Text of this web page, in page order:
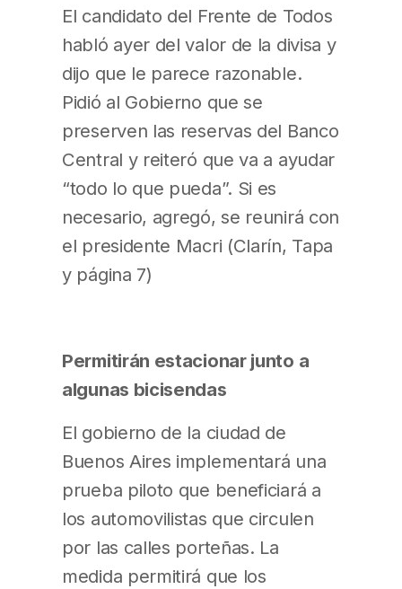
El candidato del Frente de Todos
habló ayer del valor de la divisa y
dijo que le parece razonable.
Pidió al Gobierno que se
preserven las reservas del Banco
Central y reiteró que va a ayudar
“todo lo que pueda”. Si es
necesario, agregó, se reunirá con
el presidente Macri (Clarín, Tapa
y página 7)
Permitirán estacionar junto a
algunas bicisendas
El gobierno de la ciudad de
Buenos Aires implementará una
prueba piloto que beneficiará a
los automovilistas que circulen
por las calles porteñas. La
medida permitirá que los